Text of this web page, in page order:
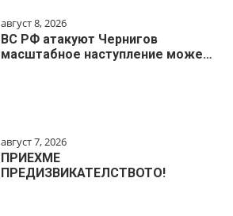
август 8, 2026
ВС РФ атакуют Чернигов
масштабное наступление може…
август 7, 2026
ПРИЕХМЕ
ПРЕДИЗВИКАТЕЛСТВОТО!